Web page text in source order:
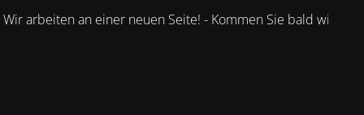
Wir arbeiten an einer neuen Seite! - Kommen Sie bald wieder.